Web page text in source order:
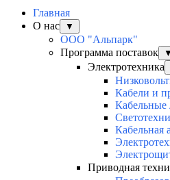
Главная
О нас
▼
ООО "Альпарк"
Программа поставок
▼
Электротехника
Кабели и
Кабельные
Кабельная
Приводная